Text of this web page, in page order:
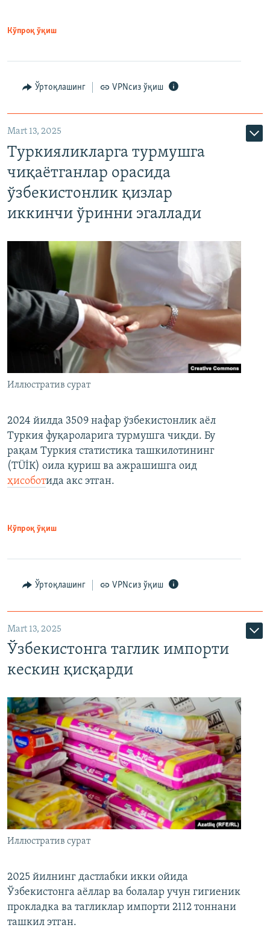
Кўпроқ ўқиш
Ўртоқлашинг VPNсиз ўқиш
Mart 13, 2025
Туркияликларга турмушга
чиқаётганлар орасида
ўзбекистонлик қизлар
иккинчи ўринни эгаллади
Иллюстратив сурат
2024 йилда 3509 нафар ўзбекистонлик аёл
Туркия фуқароларига турмушга чиқди. Бу
рақам Туркия статистика ташкилотининг
(ТÜİК) оила қуриш ва ажрашишга оид
ҳисоботида акс этган.
Кўпроқ ўқиш
Ўртоқлашинг VPNсиз ўқиш
Mart 13, 2025
Ўзбекистонга таглик импорти
кескин қисқарди
Иллюстратив сурат
2025 йилнинг дастлабки икки ойида
Ўзбекистонга аёллар ва болалар учун гигиеник
прокладка ва тагликлар импорти 2112 тоннани
ташкил этган.